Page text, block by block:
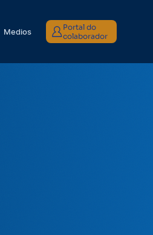
Medios
Portal do
colaborador